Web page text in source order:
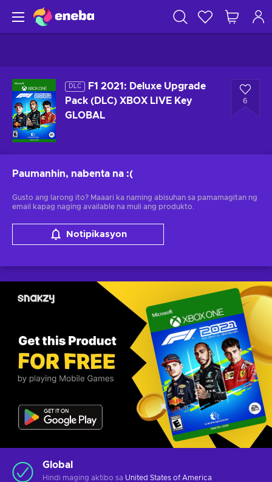
DLC
F1 2021: Deluxe Upgrade
Pack (DLC) XBOX LIVE Key
GLOBAL
6
Paumanhin, nabenta na :(
Gusto ang larong ito? Maaari ka naming abisuhan sa pamamagitan ng
email kapag naging available na muli ang produkto.
Notipikasyon
Global
Hindi maging aktibo sa United States of America